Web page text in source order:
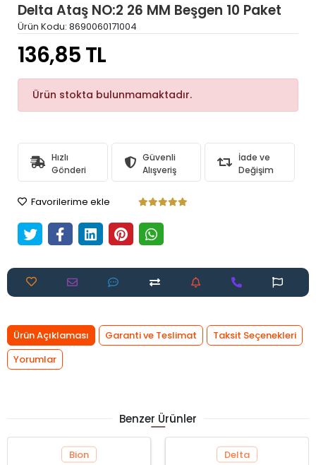
Delta Ataş NO:2 26 MM Beşgen 10 Paket
Ürün Kodu: 8690060171004
136,85 TL
Ürün stokta bulunmamaktadır.
Hızlı
Gönderi
Güvenli
Alışveriş
İade ve
Değişim
Favorilerime ekle
Ürün Açıklaması Garanti ve Teslimat
Taksit Seçenekleri
Yorumlar
Benzer Ürünler
Bion Delta